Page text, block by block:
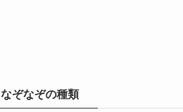
なぞなぞの種類